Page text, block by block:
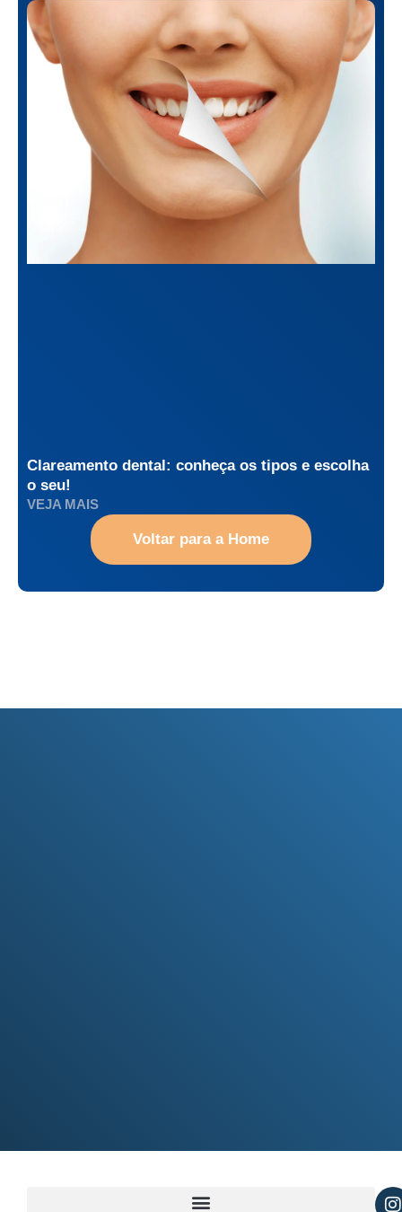
Clareamento dental: conheça os tipos e escolha
o seu!
VEJA MAIS
Voltar para a Home